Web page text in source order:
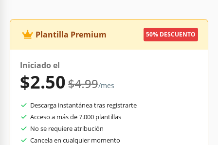
Plantilla Premium 50% DESCUENTO
Iniciado el
$2.50$4.99/mes
Descarga instantánea tras registrarte
Acceso a más de 7.000 plantillas
No se requiere atribución
Cancela en cualquier momento